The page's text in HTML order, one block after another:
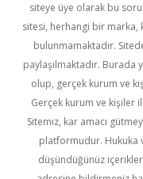
siteye üye olarak bu
sitesi, herhangi bir marka,
bulunmamaktadır.
paylaşılmaktadır. Burada
olup, gerçek kurum ve
Gerçek kurum ve kişiler
Sitemiz, kar amacı
platformudur. Hukuka
düşündüğünüz